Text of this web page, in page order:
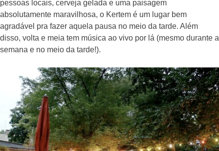
pessoas locais, cerveja gelada e uma paisagem
absolutamente maravilhosa, o Kertem é um lugar bem
agradável pra fazer aquela pausa no meio da tarde. Além
disso, volta e meia tem música ao vivo por lá (mesmo durante a
semana e no meio da tarde!).